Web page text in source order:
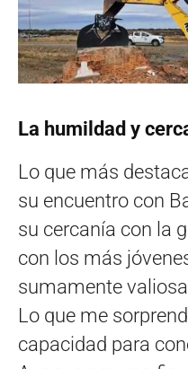
La humildad y
Lo que más
su encuentro con
su cercanía con la
con los más
sumamente
Lo que me
capacidad para